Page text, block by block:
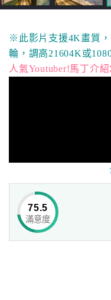
※此影片支援4K畫質
輪，調高21604K或
人氣Youtuber!馬丁介
75.5
滿意度